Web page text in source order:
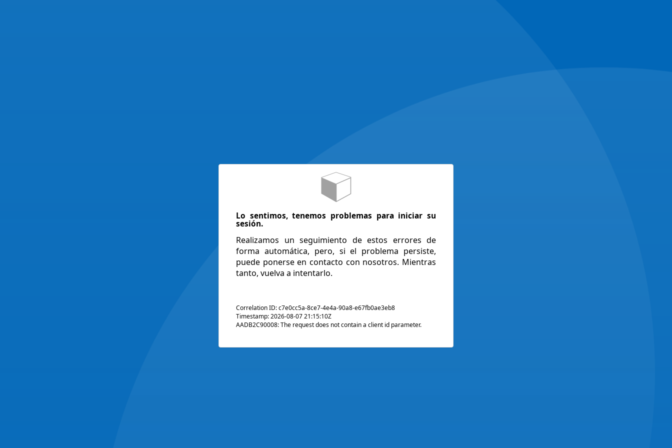
Lo sentimos, tenemos problemas para iniciar su
sesión.
Realizamos un seguimiento de estos errores de
forma automática, pero, si el problema persiste,
puede ponerse en contacto con nosotros. Mientras
tanto, vuelva a intentarlo.
Correlation ID: c7e0cc5a-8ce7-4e4a-90a8-e67fb0ae3eb8
Timestamp: 2026-08-07 21:15:10Z
AADB2C90008: The request does not contain a client id parameter.